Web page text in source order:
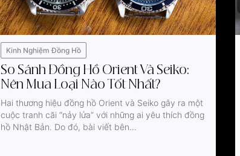
Kinh Nghiệm Đồng Hồ
So Sánh Đồng Hồ Orient Và Seiko:
Nên Mua Loại Nào Tốt Nhất?
Hai thương hiệu đồng hồ Orient và Seiko gây ra một
cuộc tranh cãi “nảy lửa” với những ai yêu thích đồng
hồ Nhật Bản. Do đó, bài viết bên...